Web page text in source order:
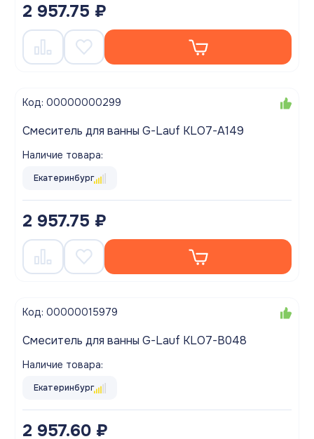
2 957.75 ₽
Код: 00000000299
Смеситель для ванны G-Lauf KLO7-A149
Наличие товара:
Екатеринбург
2 957.75 ₽
Код: 00000015979
Смеситель для ванны G-Lauf KLO7-B048
Наличие товара:
Екатеринбург
2 957.60 ₽